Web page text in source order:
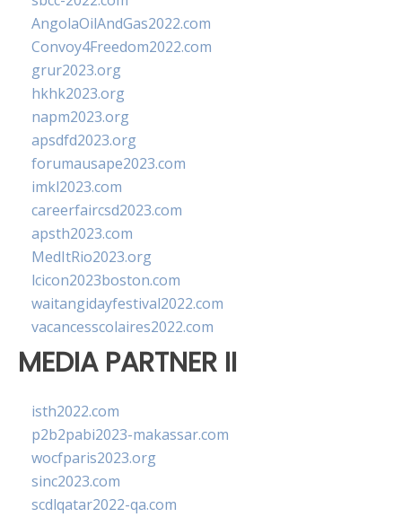
AngolaOilAndGas2022.com
Convoy4Freedom2022.com
grur2023.org
hkhk2023.org
napm2023.org
apsdfd2023.org
forumausape2023.com
imkl2023.com
careerfaircsd2023.com
apsth2023.com
MedItRio2023.org
lcicon2023boston.com
waitangidayfestival2022.com
vacancesscolaires2022.com
MEDIA PARTNER II
isth2022.com
p2b2pabi2023-makassar.com
wocfparis2023.org
sinc2023.com
scdlqatar2022-qa.com